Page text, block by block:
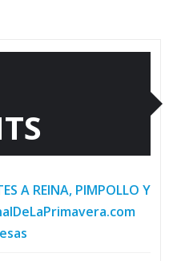
A REINA, PIMPOLLO Y